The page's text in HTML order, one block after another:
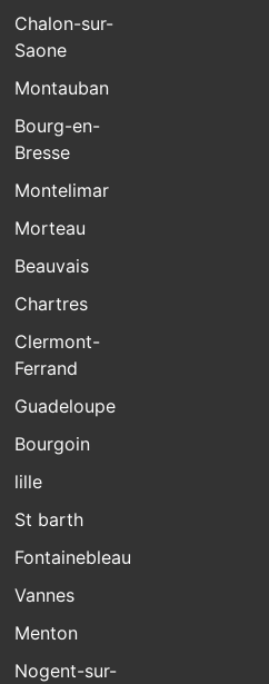
Chalon-sur-
Saone
Montauban
Bourg-en-
Bresse
Montelimar
Morteau
Beauvais
Chartres
Clermont-
Ferrand
Guadeloupe
Bourgoin
lille
St barth
Fontainebleau
Vannes
Menton
Nogent-sur-